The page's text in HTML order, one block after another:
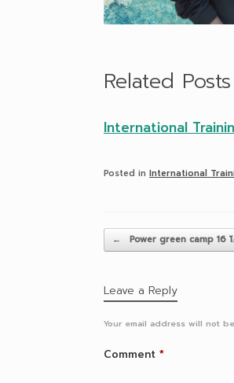
Related Posts
International
Posted in International
Post navigation
← Power green camp 16
Leave a Reply
Your email address will not
Comment *